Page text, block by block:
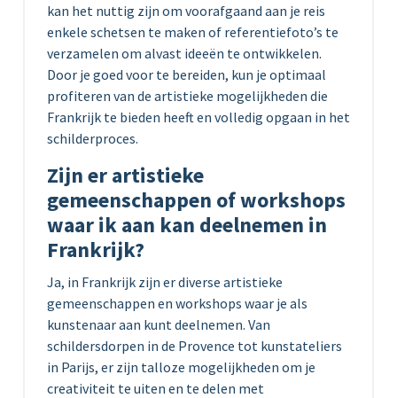
kan het nuttig zijn om voorafgaand aan je reis
enkele schetsen te maken of referentiefoto’s te
verzamelen om alvast ideeën te ontwikkelen.
Door je goed voor te bereiden, kun je optimaal
profiteren van de artistieke mogelijkheden die
Frankrijk te bieden heeft en volledig opgaan in het
schilderproces.
Zijn er artistieke
gemeenschappen of workshops
waar ik aan kan deelnemen in
Frankrijk?
Ja, in Frankrijk zijn er diverse artistieke
gemeenschappen en workshops waar je als
kunstenaar aan kunt deelnemen. Van
schildersdorpen in de Provence tot kunstateliers
in Parijs, er zijn talloze mogelijkheden om je
creativiteit te uiten en te delen met